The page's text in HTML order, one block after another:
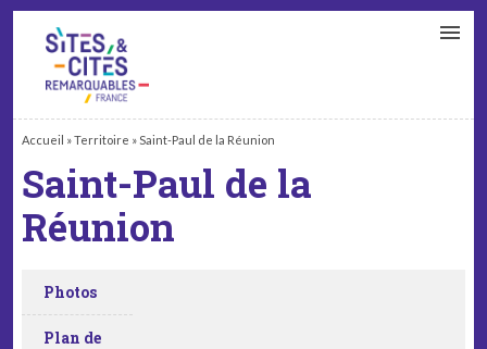
Accueil »Territoire » Saint-Paul de la Réunion
Saint-Paul de la
Réunion
Photos
Plan de